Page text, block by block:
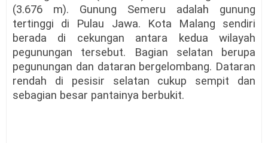
(3.676 m). Gunung Semeru adalah gunung
tertinggi di Pulau Jawa. Kota Malang sendiri
berada di cekungan antara kedua wilayah
pegunungan tersebut. Bagian selatan berupa
pegunungan dan dataran bergelombang. Dataran
rendah di pesisir selatan cukup sempit dan
sebagian besar pantainya berbukit.